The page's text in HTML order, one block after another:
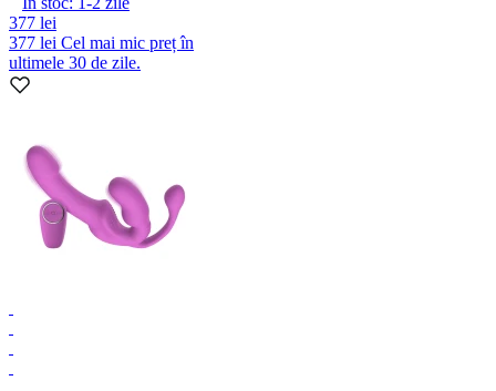
377 lei
377 lei Cel mai mic preț în
ultimele 30 de zile.